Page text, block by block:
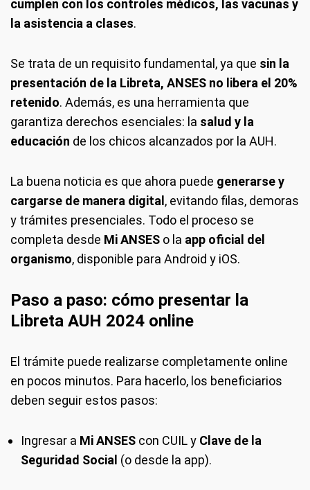
cumplen con los controles médicos, las vacunas y
la asistencia a clases.
Se trata de un requisito fundamental, ya que sin la
presentación de la Libreta, ANSES no libera el 20%
retenido. Además, es una herramienta que
garantiza derechos esenciales: la salud y la
educación de los chicos alcanzados por la AUH.
La buena noticia es que ahora puede generarse y
cargarse de manera digital , evitando filas, demoras
y trámites presenciales. Todo el proceso se
completa desde Mi ANSES o la app oficial del
organismo, disponible para Android y iOS.
Paso a paso: cómo presentar la
Libreta AUH 2024 online
El trámite puede realizarse completamente online
en pocos minutos. Para hacerlo, los beneficiarios
deben seguir estos pasos:
Ingresar a Mi ANSES con CUIL y Clave de la
Seguridad Social (o desde la app).